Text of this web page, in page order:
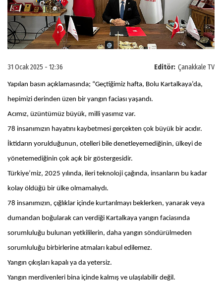
Editör: Çanakkale TV
31 Ocak 2025 - 12:36
Yapılan basın açıklamasında; “Geçtiğimiz hafta, Bolu Kartalkaya’da,
hepimizi derinden üzen bir yangın faciası yaşandı.
Acımız, üzüntümüz büyük, milli yasımız var.
78 insanımızın hayatını kaybetmesi gerçekten çok büyük bir acıdır.
İktidarın yorulduğunun, otelleri bile denetleyemediğinin, ülkeyi de
yönetemediğinin çok açık bir göstergesidir.
Türkiye’miz, 2025 yılında, ileri teknoloji çağında, insanların bu kadar
kolay öldüğü bir ülke olmamalıydı.
78 insanımızın, çığlıklar içinde kurtarılmayı beklerken, yanarak veya
dumandan boğularak can verdiği Kartalkaya yangın faciasında
sorumluluğu bulunan yetkililerin, daha yangın söndürülmeden
sorumluluğu birbirlerine atmaları kabul edilemez.
Yangın çıkışları kapalı ya da yetersiz.
Yangın merdivenleri bina içinde kalmış ve ulaşılabilir değil.